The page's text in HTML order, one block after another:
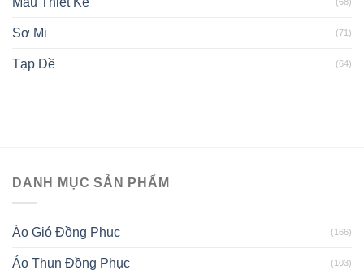
Sơ Mi (71)
Tạp Dề (64)
DANH MỤC SẢN PHẨM
Áo Gió Đồng Phục (166)
Áo Thun Đồng Phục (103)